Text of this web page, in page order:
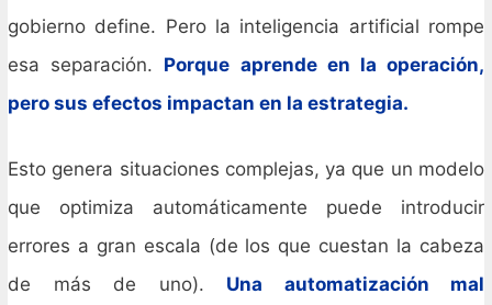
gobierno define. Pero la inteligencia artificial rompe
esa separación. Porque aprende en la operación,
pero sus efectos impactan en la estrategia.
Esto genera situaciones complejas, ya que un modelo
que optimiza automáticamente puede introducir
errores a gran escala (de los que cuestan la cabeza
de más de uno). Una automatización mal